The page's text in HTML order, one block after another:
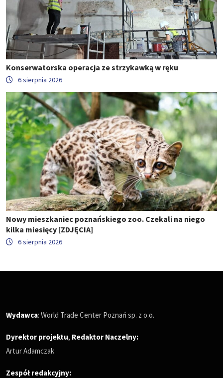
Konserwatorska operacja ze strzykawką w ręku
6 sierpnia 2026
Nowy mieszkaniec poznańskiego zoo. Czekali na niego
kilka miesięcy [ZDJĘCIA]
6 sierpnia 2026
Wydawca: World Trade Center Poznań sp. z o.o.
Dyrektor projektu, Redaktor Naczelny:
Artur Adamczak
Zespół redakcyjny: